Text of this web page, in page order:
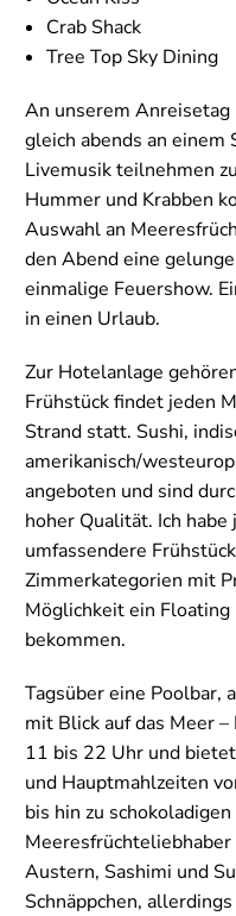
Crab Shack
Tree Top Sky Dining
An unserem
gleich abends an
Livemusik teilnehmen
Hummer und Krabben
Auswahl an
den Abend eine
einmalige Feuershow.
in einen Urlaub.
Zur Hotelanlage
Frühstück findet jeden
Strand statt. Sushi,
amerikanisch/
angeboten und sind
hoher Qualität. Ich
umfassendere
Zimmerkategorien mit
Möglichkeit ein
bekommen.
Tagsüber eine Poolbar,
mit Blick auf das Meer
11 bis 22 Uhr und
und Hauptmahlzeiten
bis hin zu
Austern, Sashimi und
Schnäppchen,